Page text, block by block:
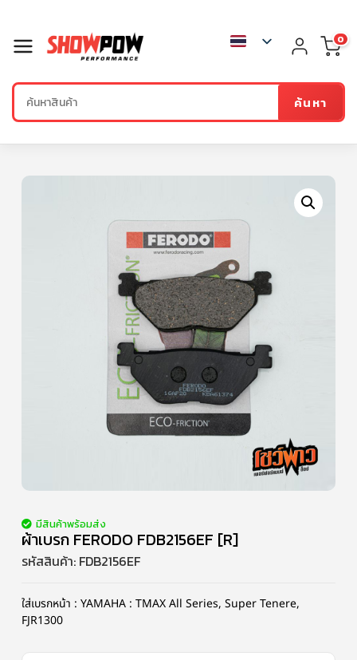
ค้นหา
0
มีสินค้าพร้อมส่ง
ผ้าเบรก FERODO FDB2156EF [R]
รหัสสินค้า: FDB2156EF
ใส่เบรกหน้า : YAMAHA : TMAX All Series, Super Tenere,
FJR1300